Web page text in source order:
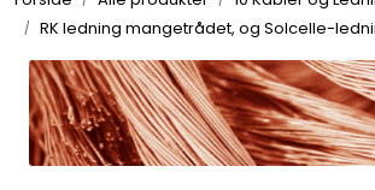
RK ledning mangetrådet, og Solcelle-
Ethome
Provisorisk
Bolig